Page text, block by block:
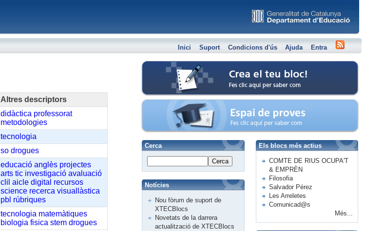
Inici Suport Condicions d'ús Ajuda Entra
Altres descriptors
didàctica professorat
metodologies
tecnologia
so drogues
educació anglès projectes
arts tic investigació avaluació
clil aicle digital recursos
science recerca visuallàstica
pbl rúbriques
tecnologia matemàtiques
biologia fisica stem drogues
Crea el teu bloc
Espai de proves
Cerca
Cerca
Notícies
Nou fòrum de suport de
XTECBlocs
Novetats de la darrera
actualització de XTECBlocs
Els blocs més actius
COMTE DE RIUS OCUPA'T
& EMPRÈN
Filosofia
Salvador Pérez
Les Arreletes
Comunicad@s
Més...